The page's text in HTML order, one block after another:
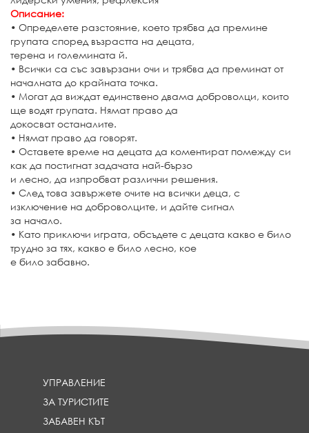
Описание:
• Определете разстояние, което трябва да премине
групата според възрастта на децата,
терена и големината й.
• Всички са със завързани очи и трябва да преминат от
началната до крайната точка.
• Могат да виждат единствено двама доброволци, които
ще водят групата. Нямат право да
докосват останалите.
• Нямат право да говорят.
• Оставете време на децата да коментират помежду си
как да постигнат задачата най-бързо
и лесно, да изпробват различни решения.
• След това завържете очите на всички деца, с
изключение на доброволците, и дайте сигнал
за начало.
• Като приключи играта, обсъдете с децата какво е било
трудно за тях, какво е било лесно, кое
е било забавно.
УПРАВЛЕНИЕ
ЗА ТУРИСТИТЕ
ЗАБАВЕН КЪТ